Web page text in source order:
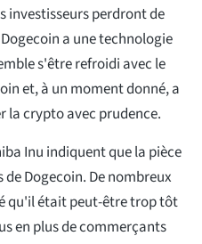
investisseurs perdront de
a une technologie
s'être refroidi avec le
et, à un moment donné, a
la crypto avec prudence.
Inu indiquent que la pièce
Dogecoin. De nombreux
qu'il était peut-être trop tôt
en plus de commerçants